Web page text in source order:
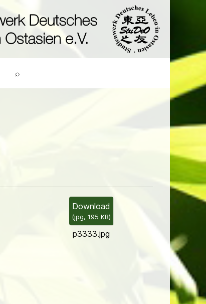
⌕
Download
(jpg, 195 KB)
p3333.jpg